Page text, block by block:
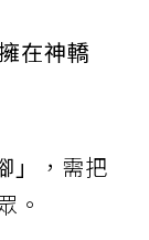
在神轎
，需把
。